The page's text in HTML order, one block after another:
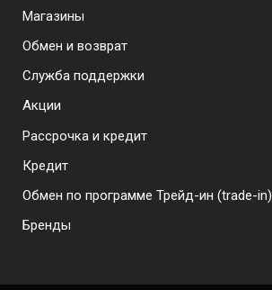
Магазины
Обмен и возврат
Служба поддержки
Акции
Рассрочка и кредит
Кредит
Обмен по программе Трейд-ин (trade-in)
Бренды